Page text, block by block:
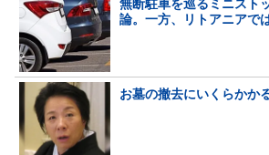
無断駐車を巡るミニスト
論。一方、リトアニアで
お墓の撤去にいくらかか